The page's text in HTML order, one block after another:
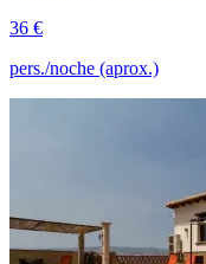
36 €
pers./noche (aprox.)